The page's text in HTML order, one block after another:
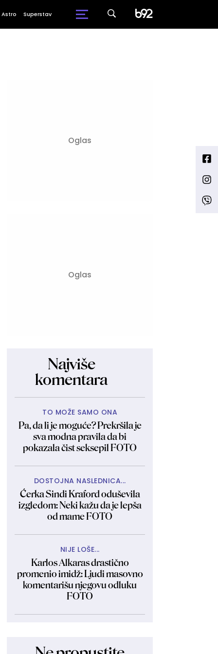
Astro Superstav
Najviše
komentara
TO MOŽE SAMO ONA
Pa, da li je moguće? Prekršila je
sva modna pravila da bi
pokazala čist seksepil FOTO
DOSTOJNA NASLEDNICA...
Ćerka Sindi Kraford oduševila
izgledom: Neki kažu da je lepša
od mame FOTO
NIJE LOŠE...
Karlos Alkaras drastično
promenio imidž: Ljudi masovno
komentarišu njegovu odluku
FOTO